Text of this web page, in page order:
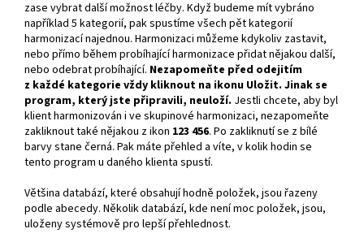
zase vybrat další možnost léčby. Když budeme mít vybráno
například 5 kategorií, pak spustíme všech pět kategorií
harmonizací najednou. Harmonizaci můžeme kdykoliv zastavit,
nebo přímo během probíhající harmonizace přidat nějakou další,
nebo odebrat probíhající. Nezapomeňte před odejitím
z každé kategorie vždy kliknout na ikonu Uložit. Jinak se
program, který jste připravili, neuloží. Jestli chcete, aby byl
klient harmonizován i ve skupinové harmonizaci, nezapomeňte
zakliknout také nějakou z ikon 123 456. Po zakliknutí se z bílé
barvy stane černá. Pak máte přehled a víte, v kolik hodin se
tento program u daného klienta spustí.
Většina databází, které obsahují hodně položek, jsou řazeny
podle abecedy. Několik databází, kde není moc položek, jsou,
uloženy systémově pro lepší přehlednost.